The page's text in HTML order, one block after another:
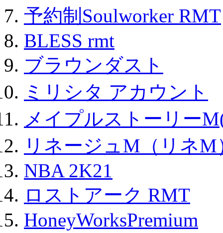
予約制Soulworker RMT
BLESS rmt
ブラウンダスト
ミリシタ アカウント
メイプルストーリー
リネージュM（リネM
NBA 2K21
ロストアーク RMT
HoneyWorksPremium